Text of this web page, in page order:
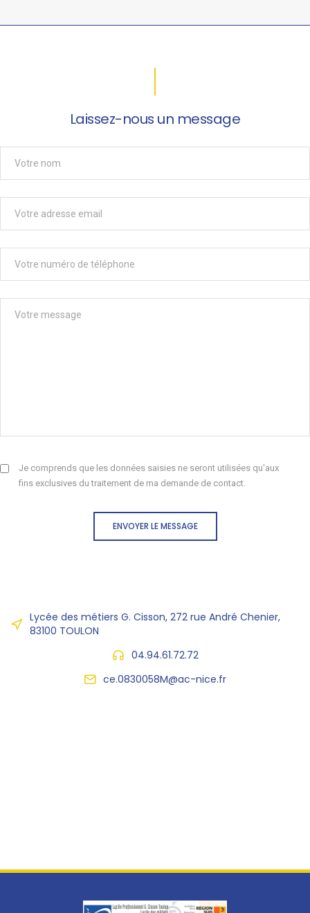
Laissez-nous un message
Je comprends que les données saisies ne seront utilisées qu'aux
fins exclusives du traitement de ma demande de contact.
ENVOYER LE MESSAGE
Lycée des métiers G. Cisson, 272 rue André Chenier,
83100 TOULON
04.94.61.72.72
ce.0830058M@ac-nice.fr